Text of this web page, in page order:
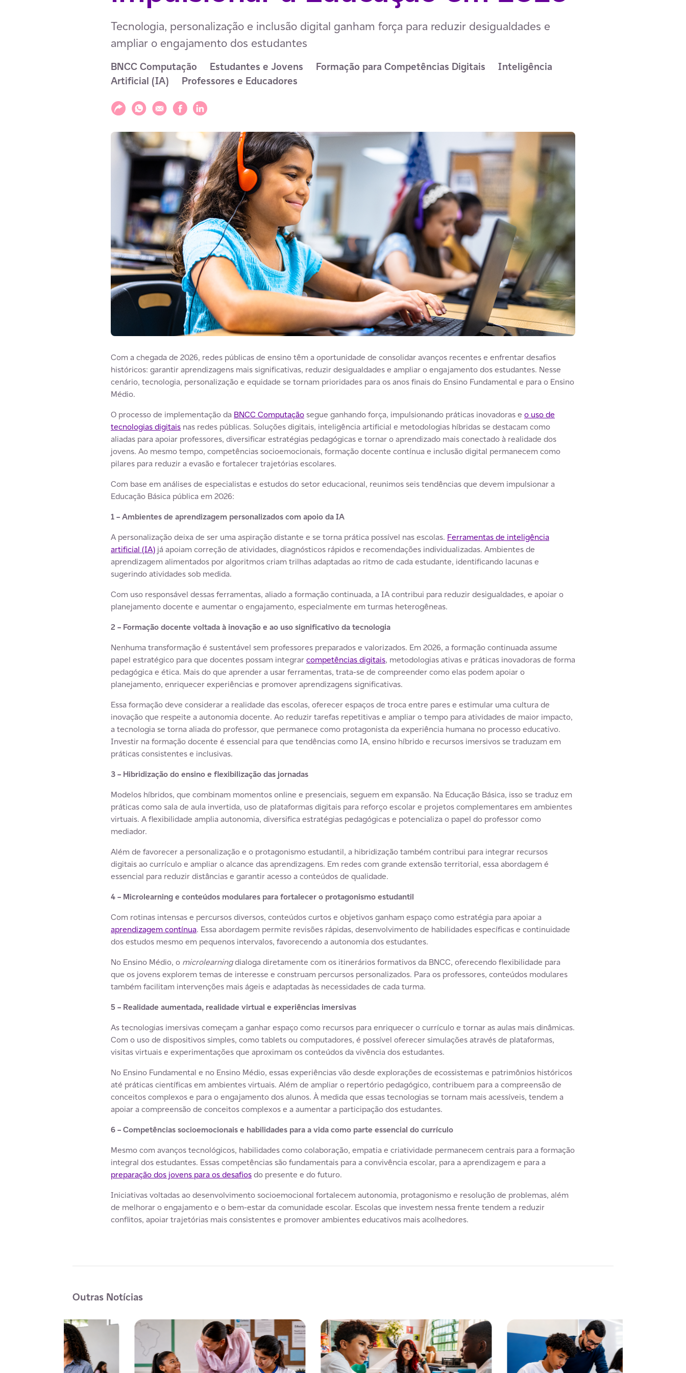
Tecnologia, personalização e inclusão digital ganham força para reduzir desigualdades e
ampliar o engajamento dos estudantes
BNCC Computação Estudantes e Jovens Formação para Competências Digitais
Inteligência
Artificial (IA)
Professores e Educadores
Compartilhar
Compartilhar via WhatsApp
Compartilhar via E-mail
Compartilhar via Facebook
Compartilhar via LinkedIn
Com a chegada de 2026, redes públicas de ensino têm a oportunidade de consolidar avanços recentes e enfrentar desafios
históricos: garantir aprendizagens mais significativas, reduzir desigualdades e ampliar o engajamento dos estudantes. Nesse
cenário, tecnologia, personalização e equidade se tornam prioridades para os anos finais do Ensino Fundamental e para o Ensino
Médio.
O processo de implementação da BNCC Computação segue ganhando força, impulsionando práticas inovadoras e o uso de
tecnologias digitais nas redes públicas. Soluções digitais, inteligência artificial e metodologias híbridas se destacam como
aliadas para apoiar professores, diversificar estratégias pedagógicas e tornar o aprendizado mais conectado à realidade dos
jovens. Ao mesmo tempo, competências socioemocionais, formação docente contínua e inclusão digital permanecem como
pilares para reduzir a evasão e fortalecer trajetórias escolares.
Com base em análises de especialistas e estudos do setor educacional, reunimos seis tendências que devem impulsionar a
Educação Básica pública em 2026:
1 – Ambientes de aprendizagem personalizados com apoio da IA
A personalização deixa de ser uma aspiração distante e se torna prática possível nas escolas. Ferramentas de inteligência
artificial (IA) já apoiam correção de atividades, diagnósticos rápidos e recomendações individualizadas. Ambientes de
aprendizagem alimentados por algoritmos criam trilhas adaptadas ao ritmo de cada estudante, identificando lacunas e
sugerindo atividades sob medida.
Com uso responsável dessas ferramentas, aliado a formação continuada, a IA contribui para reduzir desigualdades, eapoiar o
planejamento docente e aumentar o engajamento, especialmente em turmas heterogêneas.
2 – Formação docente voltada à inovação e ao uso significativo da tecnologia
Nenhuma transformação é sustentável sem professores preparados e valorizados. Em 2026, a formação continuada assume
papel estratégico para que docentes possam integrarcompetências digitais, metodologias ativas e práticas inovadoras de forma
pedagógica e ética. Mais do que aprender a usar ferramentas, trata-se de compreender como elas podem apoiar o
planejamento, enriquecer experiências e promover aprendizagens significativas.
Essa formação deve considerar a realidade das escolas, oferecer espaços de troca entre pares e estimular uma cultura de
inovação que respeite a autonomia docente. Ao reduzir tarefas repetitivas e ampliar o tempo para atividades de maior impacto,
a tecnologia se torna aliada do professor, que permanece como protagonista da experiência humana no processo educativo.
Investir na formação docente é essencial para que tendências como IA, ensino híbrido e recursos imersivos se traduzam em
práticas consistentes e inclusivas.
3 – Hibridização do ensino e flexibilização das jornadas
Modelos híbridos, que combinam momentos online e presenciais, seguem em expansão. Na Educação Básica, isso se traduz em
práticas como sala de aula invertida, uso de plataformas digitais para reforço escolar e projetos complementares em ambientes
virtuais. A flexibilidade amplia autonomia, diversifica estratégias pedagógicas e potencializa o papel do professor como
mediador.
Além de favorecer a personalização e o protagonismo estudantil, a hibridização também contribui para integrar recursos
digitais ao currículo e ampliar o alcance das aprendizagens. Em redes com grande extensão territorial, essa abordagem é
essencial para reduzir distâncias e garantir acesso a conteúdos de qualidade.
4 – Microlearning e conteúdos modulares para fortalecer o protagonismo estudantil
Com rotinas intensas e percursos diversos, conteúdos curtos e objetivos ganham espaço como estratégia para apoiar a
aprendizagem contínua. Essa abordagem permite revisões rápidas, desenvolvimento de habilidades específicas e continuidade
dos estudos mesmo em pequenos intervalos, favorecendo a autonomia dos estudantes.
No Ensino Médio, o microlearningdialoga diretamente com os itinerários formativos da BNCC, oferecendo flexibilidade para
que os jovens explorem temas de interesse e construam percursos personalizados. Para os professores, conteúdos modulares
também facilitam intervenções mais ágeis e adaptadas às necessidades de cada turma.
5 – Realidade aumentada, realidade virtual e experiências imersivas
As tecnologias imersivas começam a ganhar espaço como recursos para enriquecer o currículo e tornar as aulas mais dinâmicas.
Com o uso de dispositivos simples, como tablets ou computadores, é possível oferecer simulações através de plataformas,
visitas virtuais e experimentações que aproximam os conteúdos da vivência dos estudantes.
No Ensino Fundamental e no Ensino Médio, essas experiências vão desde explorações de ecossistemas e patrimônios históricos
até práticas científicas em ambientes virtuais. Além de ampliar o repertório pedagógico, contribuem para a compreensão de
conceitos complexos e para o engajamento dos alunos. À medida que essas tecnologias se tornam mais acessíveis, tendem a
apoiar a compreensão de conceitos complexos e a aumentar a participação dos estudantes.
6 – Competências socioemocionais e habilidades para a vida como parte essencial do currículo
Mesmo com avanços tecnológicos, habilidades como colaboração, empatia e criatividade permanecem centrais para a formação
integral dos estudantes. Essas competências são fundamentais para a convivência escolar, para a aprendizagem e para a
preparação dos jovens para os desafiosdo presente e do futuro.
Iniciativas voltadas ao desenvolvimento socioemocional fortalecem autonomia, protagonismo e resolução de problemas, além
de melhorar o engajamento e o bem-estar da comunidade escolar. Escolas que investem nessa frente tendem a reduzir
conflitos, apoiar trajetórias mais consistentes e promover ambientes educativos mais acolhedores.
Outras Notícias